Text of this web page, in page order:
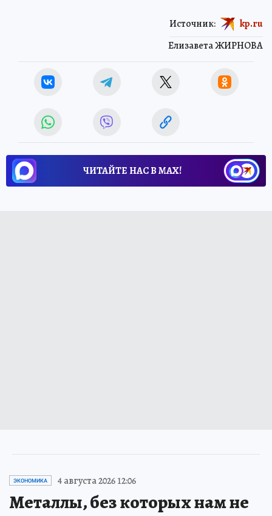
Елизавета ЖИРНОВА
Источник: kp.ru
ЧИТАЙТЕ НАС В МАХ!
ЭКОНОМИКА 4 августа 2026 12:06
Металлы, без которых нам не